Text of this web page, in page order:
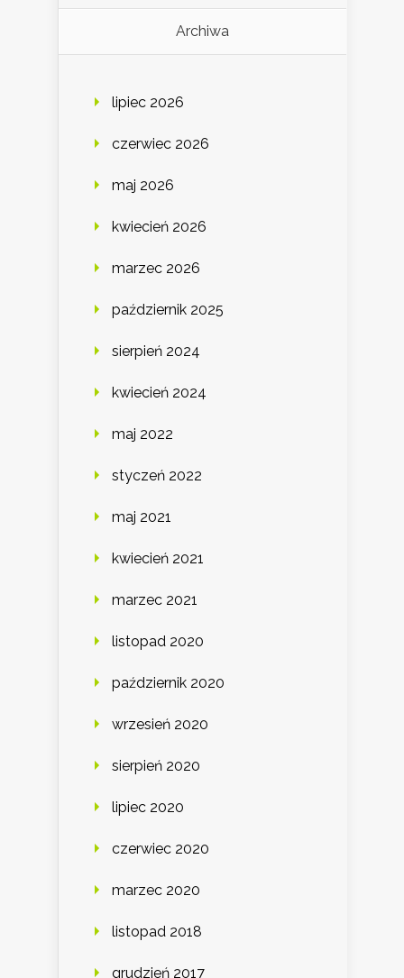
Archiwa
lipiec 2026
czerwiec 2026
maj 2026
kwiecień 2026
marzec 2026
październik 2025
sierpień 2024
kwiecień 2024
maj 2022
styczeń 2022
maj 2021
kwiecień 2021
marzec 2021
listopad 2020
październik 2020
wrzesień 2020
sierpień 2020
lipiec 2020
czerwiec 2020
marzec 2020
listopad 2018
grudzień 2017